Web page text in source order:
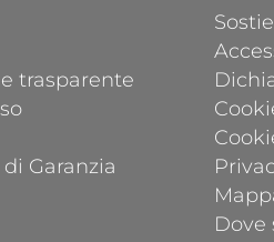
trasparente
Garanzia
Dove